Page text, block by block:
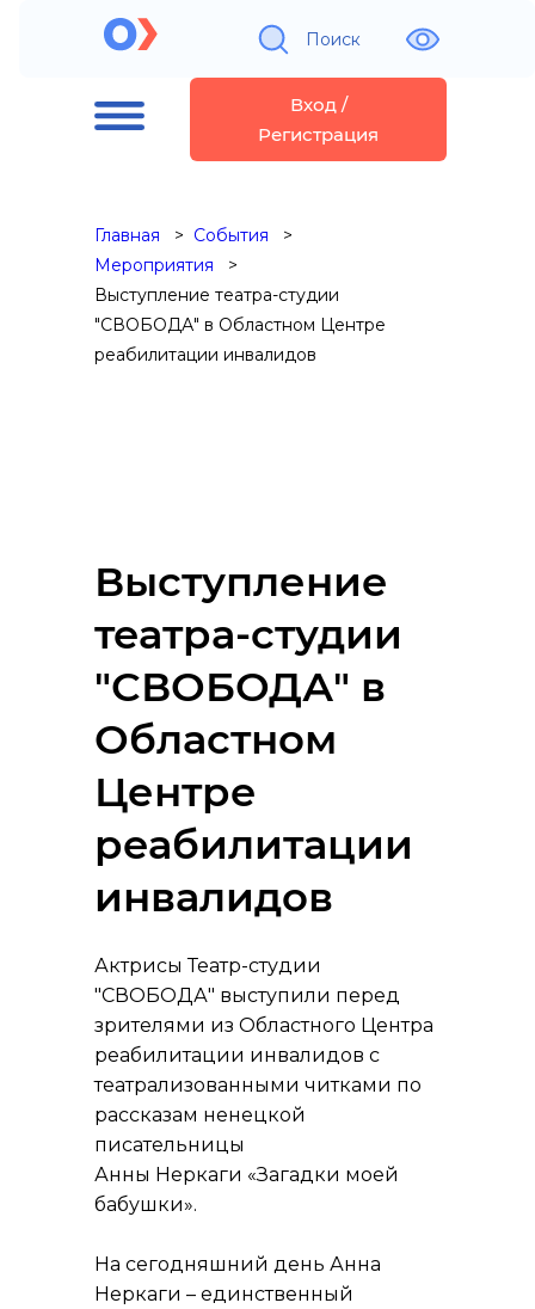
Поиск
Вход /
Регистрация
Главная
События
Мероприятия
Выступление театра-студии
"СВОБОДА" в Областном Центре
реабилитации инвалидов
Выступление
театра-студии
"СВОБОДА" в
Областном
Центре
реабилитации
инвалидов
Актрисы Театр-студии
"СВОБОДА" выступили перед
зрителями из Областного Центра
реабилитации инвалидов с
театрализованными читками по
рассказам ненецкой
писательницы
Анны Неркаги «Загадки моей
бабушки».
На сегодняшний день Анна
Неркаги – единственный